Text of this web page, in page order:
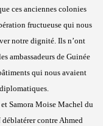
ces anciennes colonies
fructueuse qui nous
notre dignité. Ils n’ont
ambassadeurs de Guinée
qui nous avaient
Samora Moise Machel du
contre Ahmed